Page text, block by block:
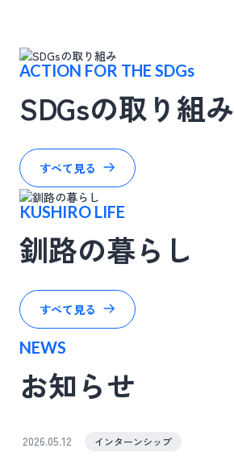
⁨⁩ACTION FOR THE SDGs
SDGsの取り組み
すべて見る
KUSHIRO LIFE
釧路の暮らし
すべて見る
NEWS
お知らせ
2026.05.12 インターンシップ